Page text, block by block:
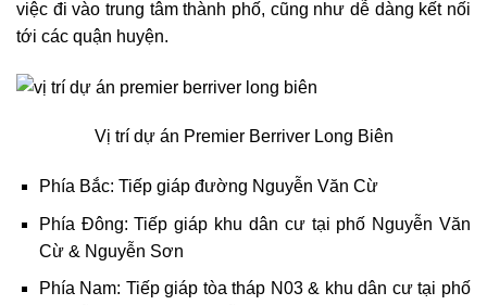
việc đi vào trung tâm thành phố, cũng như dễ dàng kết nối
tới các quận huyện.
Vị trí dự án Premier Berriver Long Biên
Phía Bắc: Tiếp giáp đường Nguyễn Văn Cừ
Phía Đông: Tiếp giáp khu dân cư tại phố Nguyễn Văn
Cừ & Nguyễn Sơn
Phía Nam: Tiếp giáp tòa tháp N03 & khu dân cư tại phố